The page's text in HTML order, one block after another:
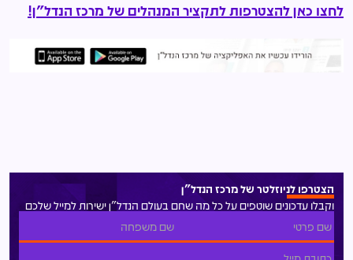
לחצו כאן להצטרפות לתקציר המנהלים של מרכז הנדל"ן!
הצטרפו לניוזלטר של מרכז הנדל"ן
וקבלו עדכונים שוטפים על כל מה שחם בעולם הנדל"ן ישירות למייל שלכם